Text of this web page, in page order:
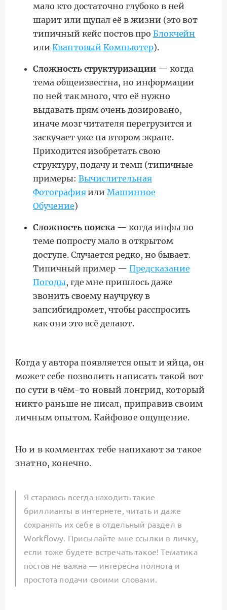
мало кто достаточно глубоко в ней
шарит или щупал её в жизни (это вот
типичный кейс постов про Блокчейн
или Квантовый Компьютер).
Сложность структуризации— когда
тема общеизвестна, но информации
по ней так много, что её нужно
выдавать прям очень дозировано,
иначе мозг читателя перегрузится и
заскучает уже на втором экране.
Приходится изобретать свою
структуру, подачу и темп (типичные
примеры: Вычислительная
ФотографияилиМашинное
Обучение)
Сложность поиска — когда инфы по
теме попросту мало в открытом
доступе. Случается редко, но бывает.
Типичный пример —Предсказание
Погоды, где мне пришлось даже
звонить своему научруку в
запсибгидромет, чтобы расспросить
как они это всё делают.
Когда у автора появляется опыт и яйца, он
может себе позволить написать такой вот
по сути в чём-то новый лонгрид, который
никто раньше не писал, приправив своим
личным опытом. Кайфовое ощущение.
Но и в комментах тебе напихают за такое
знатно, конечно.
Я стараюсь всегда находить такие
бриллианты в интернете, читать и даже
сохранять их себе в отдельный раздел в
Workflowy. Присылайте мне ссылки в личку,
если тоже будете встречать такое! Тематика
постов не важна — интересна полнота и
простота подачи своими словами.